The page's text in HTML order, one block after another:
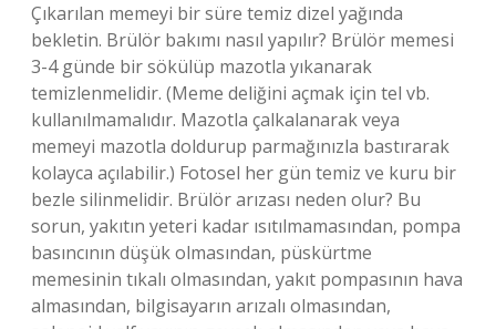
Çıkarılan memeyi bir süre temiz dizel yağında
bekletin. Brülör bakımı nasıl yapılır? Brülör memesi
3-4 günde bir sökülüp mazotla yıkanarak
temizlenmelidir. (Meme deliğini açmak için tel vb.
kullanılmamalıdır. Mazotla çalkalanarak veya
memeyi mazotla doldurup parmağınızla bastırarak
kolayca açılabilir.) Fotosel her gün temiz ve kuru bir
bezle silinmelidir. Brülör arızası neden olur? Bu
sorun, yakıtın yeteri kadar ısıtılmamasından, pompa
basıncının düşük olmasından, püskürtme
memesinin tıkalı olmasından, yakıt pompasının hava
almasından, bilgisayarın arızalı olmasından,